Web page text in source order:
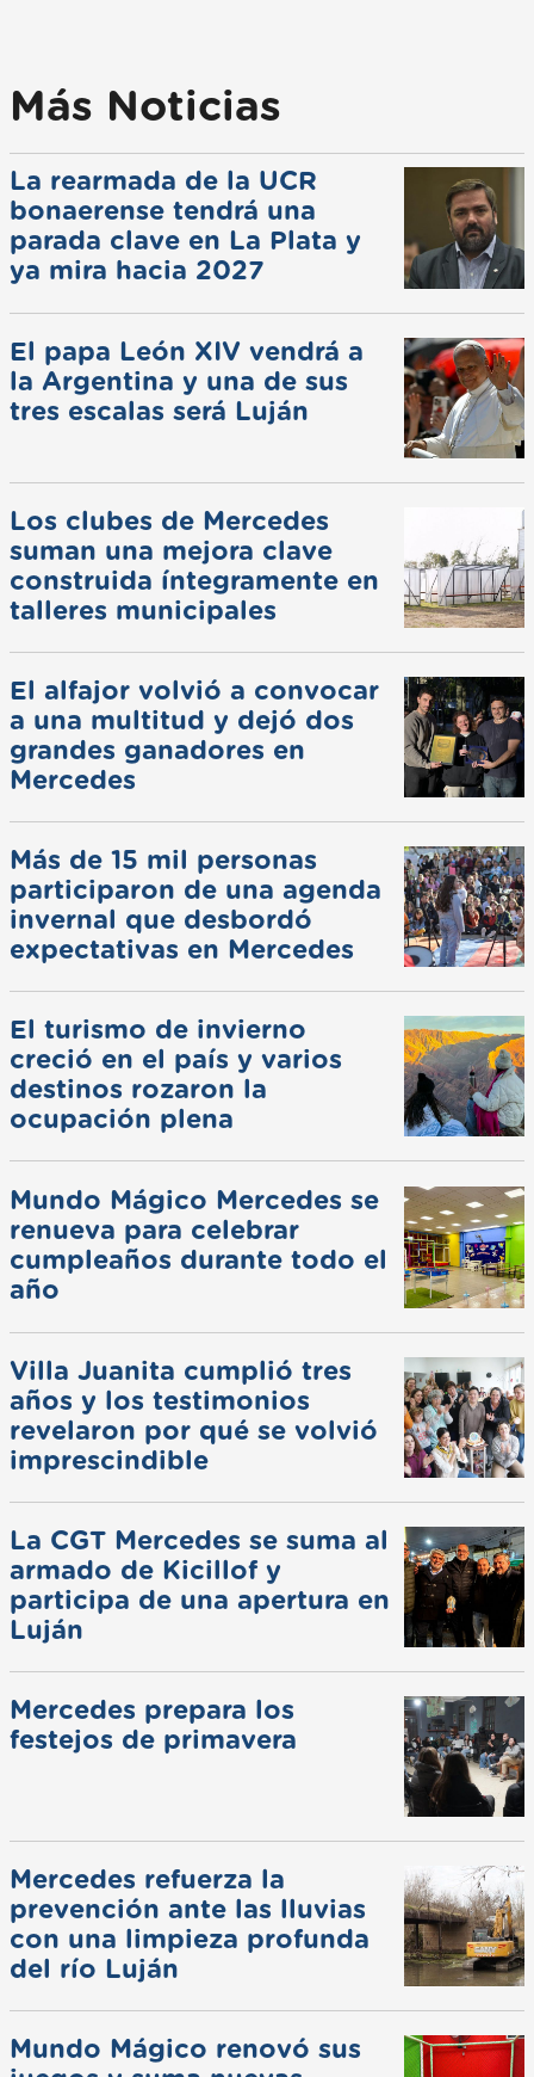
Más Noticias
La rearmada de la UCR
bonaerense tendrá una
parada clave en La Plata y
ya mira hacia 2027
El papa León XIV vendrá a
la Argentina y una de sus
tres escalas será Luján
Los clubes de Mercedes
suman una mejora clave
construida íntegramente en
talleres municipales
El alfajor volvió a convocar
a una multitud y dejó dos
grandes ganadores en
Mercedes
Más de 15 mil personas
participaron de una agenda
invernal que desbordó
expectativas en Mercedes
El turismo de invierno
creció en el país y varios
destinos rozaron la
ocupación plena
Mundo Mágico Mercedes se
renueva para celebrar
cumpleaños durante todo el
año
Villa Juanita cumplió tres
años y los testimonios
revelaron por qué se volvió
imprescindible
La CGT Mercedes se suma al
armado de Kicillof y
participa de una apertura en
Luján
Mercedes prepara los
festejos de primavera
Mercedes refuerza la
prevención ante las lluvias
con una limpieza profunda
del río Luján
Mundo Mágico renovó sus